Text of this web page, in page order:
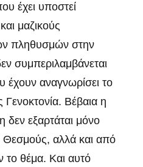
έχει υποστεί
μαζικούς
πληθυσμών στην
συμπεριλαμβάνεται
έχουν αναγνωρίσει το
Βέβαια η
δεν εξαρτάται μόνο
Θεσμούς, αλλά και από
θέμα. Και αυτό